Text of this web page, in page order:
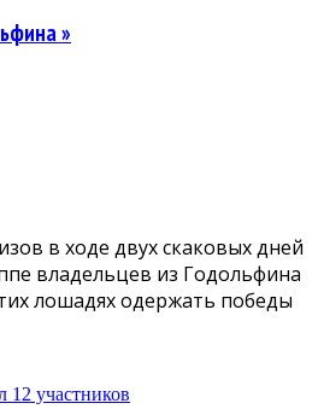
»
в ходе двух скаковых дней
владельцев из Годольфина
лошадях одержать победы